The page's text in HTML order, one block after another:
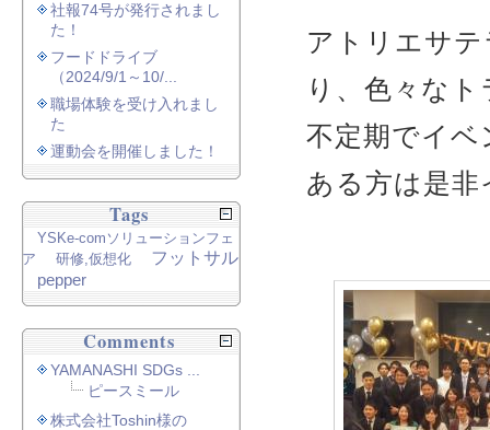
アトリエサ
り、色々な
不定期でイ
ある方は是
社報74号が発行されまし
た！
フードドライブ
（2024/9/1～10/...
職場体験を受け入れまし
た
運動会を開催しました！
Tags
YSKe-comソリューションフェ
ア
研修,仮想化
フットサル
pepper
Comments
YAMANASHI SDGs ...
ピースミール
株式会社Toshin様の